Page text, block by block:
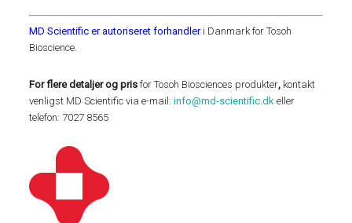
MD Scientific er autoriseret forhandleri Danmark for Tosoh
Bioscience.
For flere detaljer og prisfor Tosoh Biosciences produkter, kontakt
venligst MD Scientific via e-mail:info@md-scientific.dk eller
telefon: 7027 8565